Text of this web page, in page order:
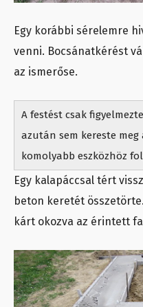
Egy korábbi sérelemre
venni. Bocsánatkérést
az ismerőse.
A festést csak
azután sem kereste
komolyabb eszközhöz
Egy kalapáccsal tért
beton keretét
kárt okozva az érintett